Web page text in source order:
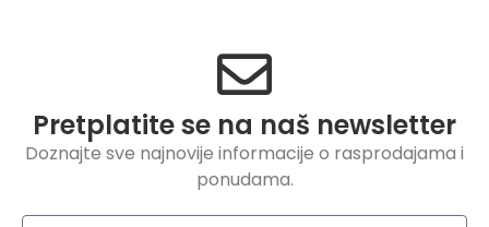
Pretplatite se na naš newsletter
Doznajte sve najnovije informacije o rasprodajama i
ponudama.